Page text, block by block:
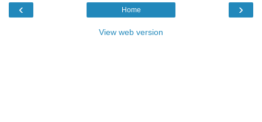
‹ ›
Home
View web version